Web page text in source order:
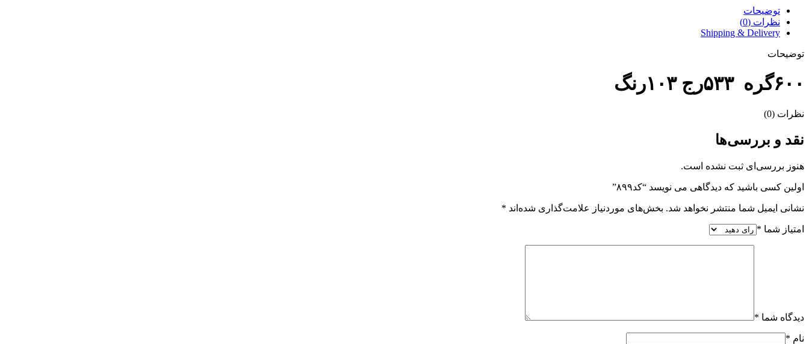
توضیحات
نظرات (0)
Shipping & Delivery
توضیحات
۶۰۰گره ۵۳۳رج ۱۰۳رنگ
نظرات (0)
نقد و بررسی‌ها
هنوز بررسی‌ای ثبت نشده است.
اولین کسی باشید که دیدگاهی می نویسد “کد۸۹۹”
نشانی ایمیل شما منتشر نخواهد شد. بخش‌های موردنیاز علامت‌گذاری شده‌اند *
امتیاز شما *
دیدگاه شما *
نام *